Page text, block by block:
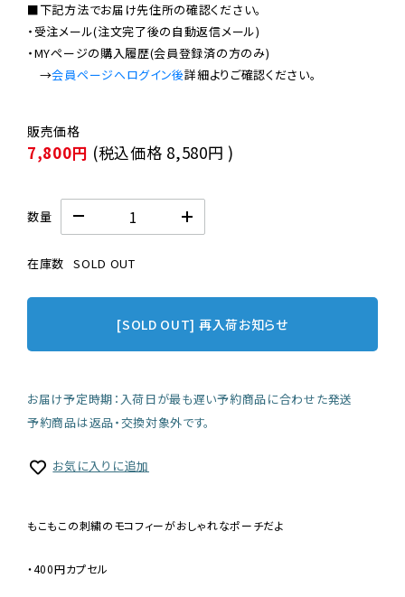
■下記方法でお届け先住所の確認ください。
・受注メール(注文完了後の自動返信メール)
・MYページの購入履歴(会員登録済の方のみ)
→会員ページへログイン後
7,800円 (税込価格 8,580円 )
数量
在庫数 SOLD OUT
[SOLD OUT] 再入荷お知らせ
お届け予定時期：入荷日が最も遅い予約商品に合わせた発送
予約商品は返品・交換対象外です。
お気に入りに追加
もこもこの刺繍のモコフィーがおしゃれなポーチだよ
・400円カプセル